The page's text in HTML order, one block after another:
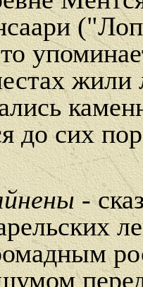
жили
до сих
-